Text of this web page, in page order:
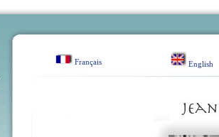
Français English